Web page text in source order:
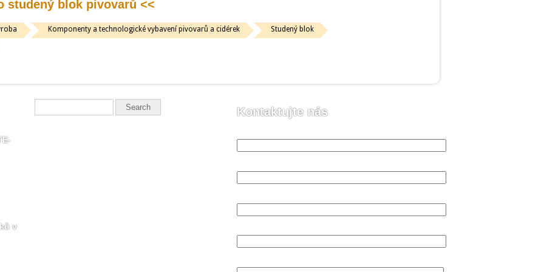
studený blok pivovarů <<
Komponenty a technologické vybavení pivovarů a cidérek
Studený blok
v
Kontaktujte nás